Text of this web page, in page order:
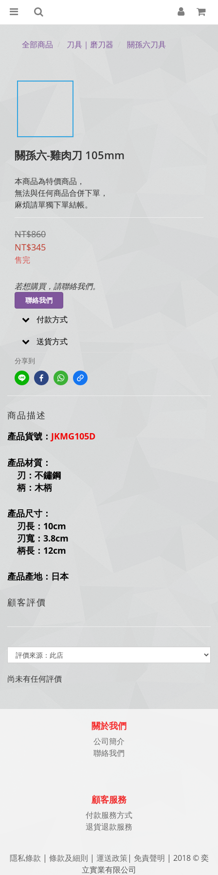
全部商品 刀具｜磨刀器 關孫六刀具
關孫六-雞肉刀 105mm
本商品為特價商品，
無法與任何商品合併下單，
麻煩請單獨下單結帳。
NT$860
NT$345
售完
若想購買，請聯絡我們。
聯絡我們
付款方式
送貨方式
分享到
商品描述
產品貨號： JKMG105D
產品材質：
刃：不鏽鋼
柄：木柄
產品尺寸：
刃長：10cm
刃寬：3.8cm
柄長：12cm
產品產地：日本
顧客評價
尚未有任何評價
關於我們
公司簡介
聯絡我們
顧客服務
付款服務方式
退貨退款服務
隱私條款 | 條款及細則 | 運送政策| 免責聲明 | 2018 © 奕
立實業有限公司